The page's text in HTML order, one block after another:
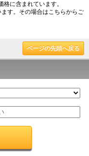
に含まれています。
す。その場合はこちらからご
ページの先頭へ戻る